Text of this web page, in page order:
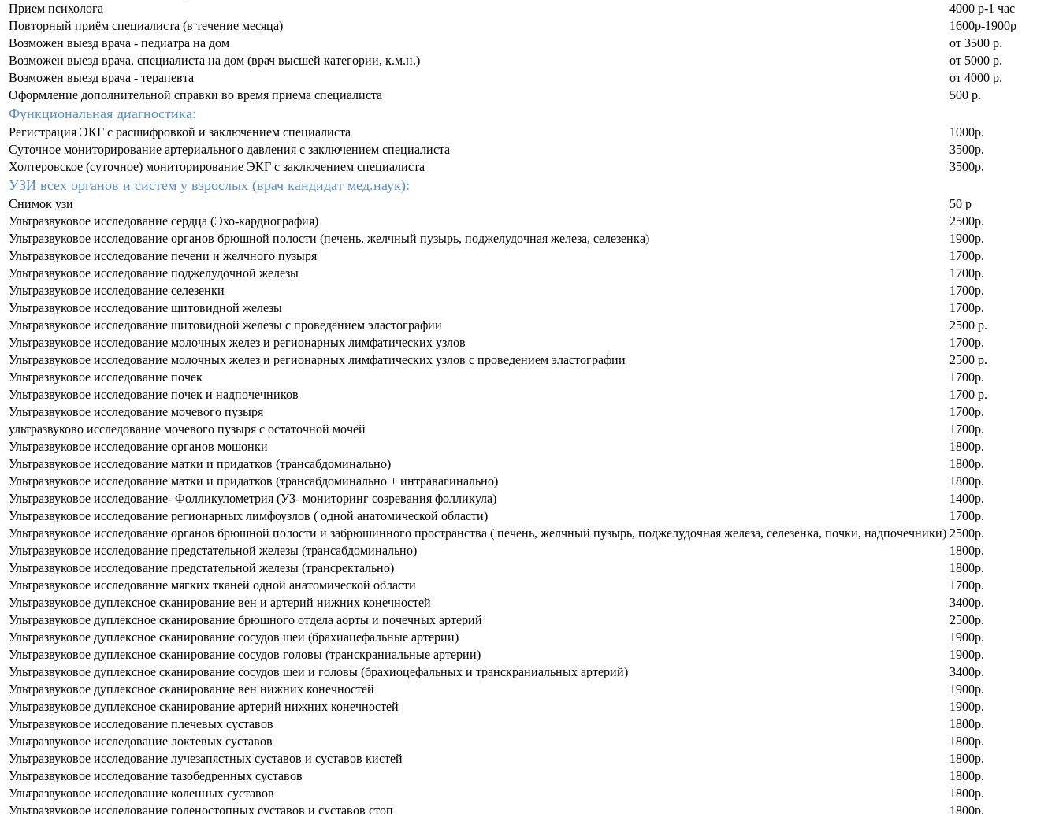
Прием психолога
4000 р-1 час
Повторный приём специалиста (в течение месяца)
1600р-1900р
Возможен выезд врача - педиатра на дом
от 3500 р.
Возможен выезд врача, специалиста на дом (врач высшей категории, к.м.н.)
от 5000 р.
Возможен выезд врача - терапевта
от 4000 р.
Оформление дополнительной справки во время приема специалиста
500 р.
Функциональная диагностика:
Регистрация ЭКГ с расшифровкой и заключением специалиста
1000р.
Суточное мониторирование артериального давления с заключением специалиста
3500р.
Холтеровское (суточное) мониторирование ЭКГ с заключением специалиста
3500р.
УЗИ всех органов и систем у взрослых (врач кандидат мед.наук):
Снимок узи
50 р
Ультразвуковое исследование сердца (Эхо-кардиография)
2500р.
Ультразвуковое исследование органов брюшной полости (печень, желчный пузырь, поджелудочная железа, селезенка)
1900р.
Ультразвуковое исследование печени и желчного пузыря
1700р.
Ультразвуковое исследование поджелудочной железы
1700р.
Ультразвуковое исследование селезенки
1700р.
Ультразвуковое исследование щитовидной железы
1700р.
Ультразвуковое исследование щитовидной железы с проведением эластографии
2500 р.
Ультразвуковое исследование молочных желез и регионарных лимфатических узлов
1700р.
Ультразвуковое исследование молочных желез и регионарных лимфатических узлов с проведением эластографии
2500 р.
Ультразвуковое исследование почек
1700р.
Ультразвуковое исследование почек и надпочечников
1700 р.
Ультразвуковое исследование мочевого пузыря
1700р.
ультразвуково исследование мочевого пузыря с остаточной мочёй
1700р.
Ультразвуковое исследование органов мошонки
1800р.
Ультразвуковое исследование матки и придатков (трансабдоминально)
1800р.
Ультразвуковое исследование матки и придатков (трансабдоминально + интравагинально)
1800р.
Ультразвуковое исследование- Фолликулометрия (УЗ- мониторинг созревания фолликула)
1400р.
Ультразвуковое исследование регионарных лимфоузлов ( одной анатомической области)
1700р.
Ультразвуковое исследование органов брюшной полости и забрюшинного пространства ( печень, желчный пузырь, поджелудочная железа, селезенка, почки, надпочечники) 2500р.
Ультразвуковое исследование предстательной железы (трансабдоминально)
1800р.
Ультразвуковое исследование предстательной железы (трансректально)
1800р.
Ультразвуковое исследование мягких тканей одной анатомической области
1700р.
Ультразвуковое дуплексное сканирование вен и артерий нижних конечностей
3400р.
Ультразвуковое дуплексное сканирование брюшного отдела аорты и почечных артерий
2500р.
Ультразвуковое дуплексное сканирование сосудов шеи (брахиацефальные артерии)
1900р.
Ультразвуковое дуплексное сканирование сосудов головы (транскраниальные артерии)
1900р.
Ультразвуковое дуплексное сканирование сосудов шеи и головы (брахиоцефальных и транскраниальных артерий)
3400р.
Ультразвуковое дуплексное сканирование вен нижних конечностей
1900р.
Ультразвуковое дуплексное сканирование артерий нижних конечностей
1900р.
Ультразвуковое исследование плечевых суставов
1800р.
Ультразвуковое исследование локтевых суставов
1800р.
Ультразвуковое исследование лучезапястных суставов и суставов кистей
1800р.
Ультразвуковое исследование тазобедренных суставов
1800р.
Ультразвуковое исследование коленных суставов
1800р.
Ультразвуковое исследование голеностопных суставов и суставов стоп
1800р.